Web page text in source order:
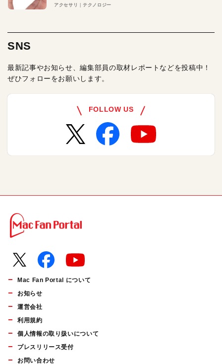
アクセサリ テクノロジー
SNS
最新記事やお知らせ、編集部員の取材レポートなどを投稿中！
ぜひフォローをお願いします。
FOLLOW US
Mac Fan Portal について
お知らせ
運営会社
利用規約
個人情報の取り扱いについて
プレスリリース受付
お問い合わせ